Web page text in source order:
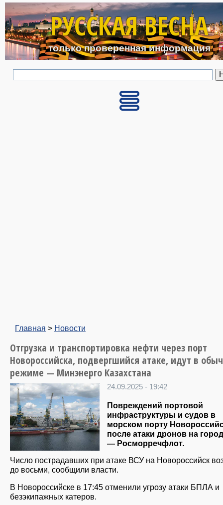
Перейти к основному
РУССКАЯ ВЕСНА
только проверенная информация
Главная > Новости
Отгрузка и транспортировка нефти через порт
Новороссийска, подвергшийся атаке, идут в
режиме — Минэнерго Казахстана
24.09.2025 - 19:42
Повреждений портовой
инфраструктуры и судов в
морском порту
после атаки дронов на
— Росморречфлот.
Число пострадавших при атаке ВСУ на Новороссийск
до восьми, сообщили власти.
В Новороссийске в 17:45 отменили угрозу атаки БПЛА и
безэкипажных катеров.